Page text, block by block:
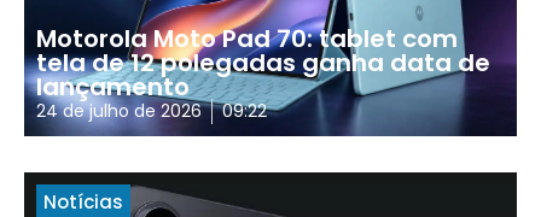
Motorola Moto Pad 70: tablet com
tela de 12 polegadas ganha data de
lançamento
24 de julho de 2026 09:22
Notícias